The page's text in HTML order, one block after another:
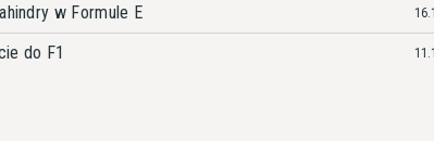
w Formule E
do F1